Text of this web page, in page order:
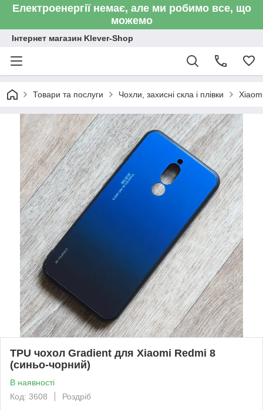
Електроенергії немає, але ми робимо все, що
можемо
Інтернет магазин Klever-Shop
Товари та послуги Чохли, захисні скла і плівки
TPU чохол Gradient для Xiaomi Redmi 8
(синьо-чорний)
В наявності
Код: 3608
Роздріб